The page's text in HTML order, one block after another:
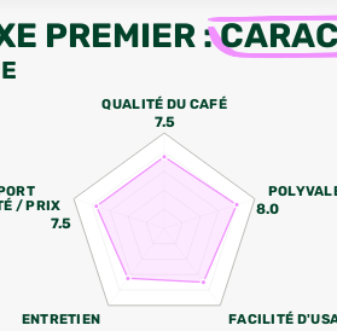
PREMIER :
QUALITÉ DU CAFÉ
7.5
8.0
FACILITÉ
ENTRETIEN
/ PRIX
7.5